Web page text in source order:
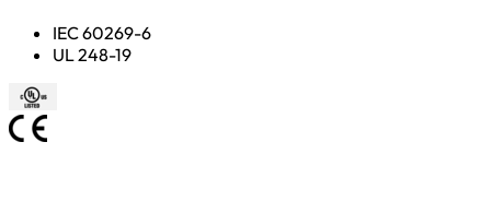
IEC 60269-6
UL 248-19